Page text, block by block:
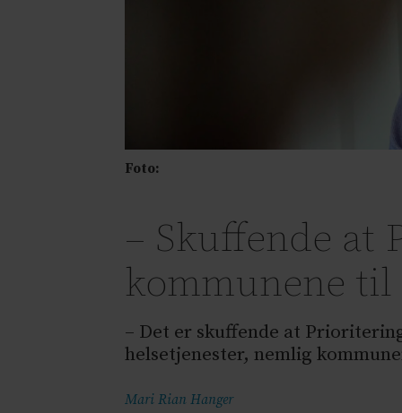
Foto:
– Skuffende at
kommunene til
– Det er skuffende at
helsetjenester, nemlig
Mari Rian Hanger